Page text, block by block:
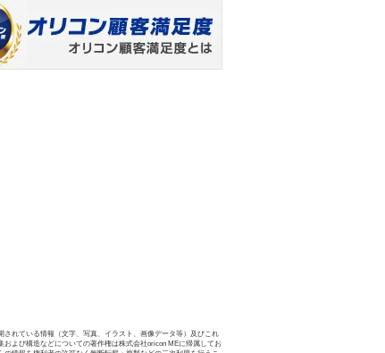
されている情報（文字、写真、イラスト、画像データ等）及びこれ
および構造などについての著作権は株式会社oricon MEに帰属してお